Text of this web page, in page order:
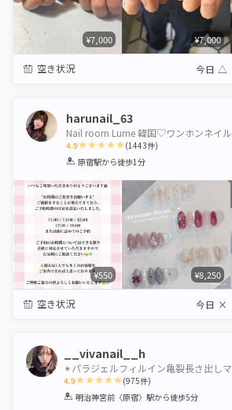
¥7,000 ¥7,000
空き状況 今日 △
harunail_63
Nail room Lume 韓国♡ワンホンネイル
4.9
1 2 3 4 5
(1443件)
原宿駅から徒歩1分
¥550 ¥8,250
空き状況 今日 ×
__vivanail__h
4.9
1 2 3 4 5
(975件)
明治神宮前〈原宿〉駅から徒歩5分